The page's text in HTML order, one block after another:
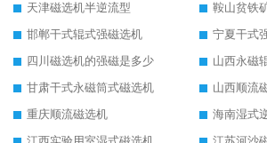
天津磁选机半逆流型
鞍山贫铁
邯郸干式辊式强磁选机
宁夏干式
四川磁选机的强磁是多少
山西永磁
甘肃干式永磁筒式磁选机
山西顺流
重庆顺流磁选机
海南湿式